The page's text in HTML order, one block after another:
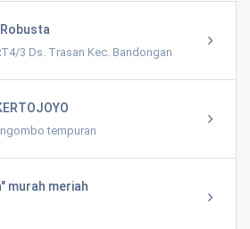
3 Ds. Trasan Kec. Bandongan
tempuran
murah meriah